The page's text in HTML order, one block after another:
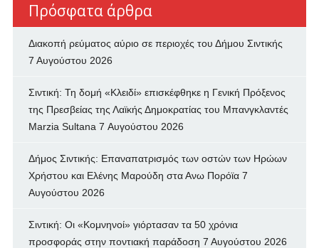
Πρόσφατα άρθρα
Διακοπή ρεύματος αύριο σε περιοχές του Δήμου Σιντικής
7 Αυγούστου 2026
Σιντική: Τη δομή «Κλειδί» επισκέφθηκε η Γενική Πρόξενος
της Πρεσβείας της Λαϊκής Δημοκρατίας του Μπανγκλαντές
Marzia Sultana 7 Αυγούστου 2026
Δήμος Σιντικής: Επαναπατρισμός των oστών των Ηρώων
Χρήστου και Ελένης Μαρούδη στα Ανω Πορόϊα 7
Αυγούστου 2026
Σιντική: Οι «Κομνηνοί» γιόρτασαν τα 50 χρόνια
προσφοράς στην ποντιακή παράδοση 7 Αυγούστου 2026